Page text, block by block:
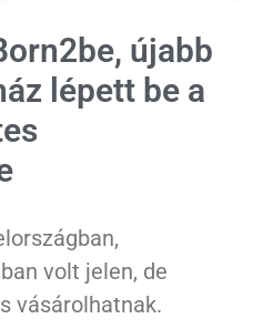
újabb
lépett be a
volt jelen, de
vásárolhatnak.